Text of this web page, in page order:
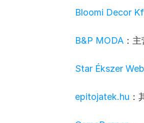
Bloomi Decor
B&P MODA ：
Star Ékszer
epitojatek.hu ：